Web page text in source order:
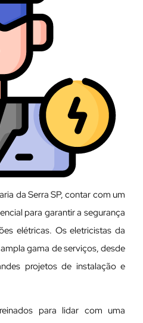
da Serra SP, contar com um
para garantir a segurança
elétricas. Os eletricistas da
gama de serviços, desde
projetos de instalação e
para lidar com uma